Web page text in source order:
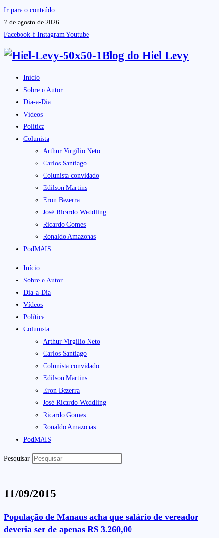
Ir para o conteúdo
7 de agosto de 2026
Facebook-f Instagram Youtube
Blog do Hiel Levy
Início
Sobre o Autor
Dia-a-Dia
Vídeos
Política
Colunista
Arthur Virgílio Neto
Carlos Santiago
Colunista convidado
Edilson Martins
Eron Bezerra
José Ricardo Weddling
Ricardo Gomes
Ronaldo Amazonas
PodMAIS
Início
Sobre o Autor
Dia-a-Dia
Vídeos
Política
Colunista
Arthur Virgílio Neto
Carlos Santiago
Colunista convidado
Edilson Martins
Eron Bezerra
José Ricardo Weddling
Ricardo Gomes
Ronaldo Amazonas
PodMAIS
Pesquisar
11/09/2015
População de Manaus acha que salário de vereador
deveria ser de apenas R$ 3.260,00